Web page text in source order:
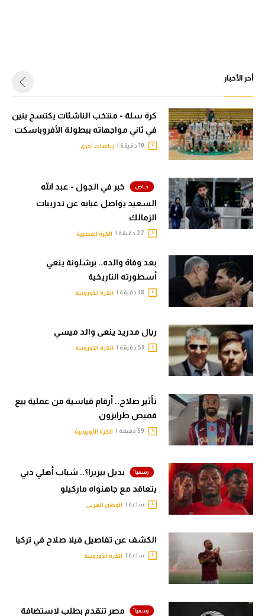
أخر الأخبار
كرة سلة - منتخب الناشئات يكتسح بنين
في ثاني مواجهاته ببطولة الأفروباسكت
رياضات أخرى
خبر في الجول - عبد الله
السعيد يواصل غيابه عن تدريبات
الزمالك
الكرة المصرية
بعد وفاة والده.. برشلونة ينعي
أسطورته التاريخية
الكرة الأوروبية
ريال مدريد ينعى والد ميسي
الكرة الأوروبية
تأثير صلاح.. أرقام قياسية من عملية بيع
قميص طرابزون
الكرة الأوروبية
بديل بيزيرا؟.. شباب أهلي دبي
يتعاقد مع جاهنواه ماركيلو
ساعة | الوطن العربي
الكشف عن تفاصيل فيلا صلاح في تركيا
ساعة | الكرة الأوروبية
مصر تتقدم بطلب لاستضافة